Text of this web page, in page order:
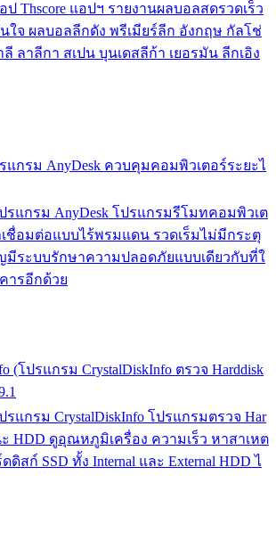
Thscore แอปฯ รายงานผลบอลสดรวดเร็ว
ใจ ผลบอลลีกดัง พรีเมียร์ลีก อังกฤษ กัลโช่
ลี ลาลีกา สเปน บุนเดสลีก้า เยอรมัน ลีกเอิง
รแกรม AnyDesk ควบคุมคอมพิวเตอร์ระยะไ
รแกรม AnyDesk โปรแกรมรีโมทคอมพิวเต
ชื่อมต่อแบบไร้พรมแดน รวดเร็มไม่มีกระตุ
ระบบรักษาความปลอดภัยแบบเดียวกับที่ใ
ารอีกด้วย
(โปรแกรม CrystalDiskInfo ตรวจ Harddisk
แกรม CrystalDiskInfo โปรแกรมตรวจ Har
ะ HDD ดูอุณหภูมิเครื่อง ความเร็ว หาสาเหต
สก์ SSD ทั้ง Internal และ External HDD ไ